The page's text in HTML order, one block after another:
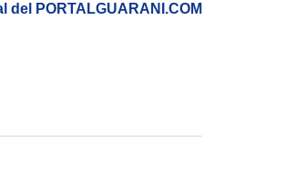
del PORTALGUARANI.COM